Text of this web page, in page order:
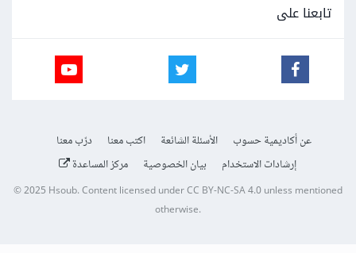
تابعنا على
عن أكاديمية حسوب الأسئلة الشائعة اكتب معنا
درّب معنا
إرشادات الاستخدام
بيان الخصوصية مركز المساعدة
© 2025Hsoub.Content licensed underCC BY-NC-SA 4.0unless mentioned
otherwise.